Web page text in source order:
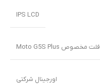
IPS LCD
فلت مخصوص Moto G5S Plus
اورجینال شرکتی